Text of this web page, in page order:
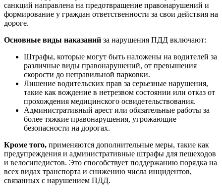
санкций направлена на предотвращение правонарушений и
формирование у граждан ответственности за свои действия на
дороге.
Основные виды наказаний за нарушения ПДД включают:
Штрафы, которые могут быть наложены на водителей за
различные виды правонарушений, от превышения
скорости до неправильной парковки.
Лишение водительских прав за серьезные нарушения,
такие как вождение в нетрезвом состоянии или отказ от
прохождения медицинского освидетельствования.
Административный арест или обязательные работы за
более тяжкие правонарушения, угрожающие
безопасности на дорогах.
Кроме того, применяются дополнительные меры, такие как
предупреждения и административные штрафы для пешеходов
и велосипедистов. Это способствует поддержанию порядка на
всех видах транспорта и снижению числа инцидентов,
связанных с нарушением ПДД.